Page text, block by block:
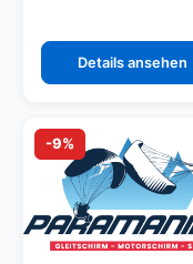
Details ansehen
-9%